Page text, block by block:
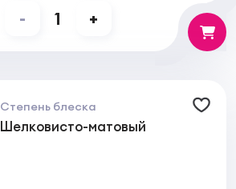
- 1 +
Степень блеска
Шелковисто-матовый